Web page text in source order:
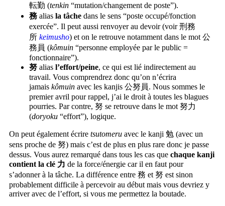
転勤 (tenkin “mutation/changement de poste”).
務 alias la tâche dans le sens “poste occupé/fonction
exercée”. Il peut aussi renvoyer au devoir (voir 刑務
所 keimusho) et on le retrouve notamment dans le mot 公
務員 (kômuin “personne employée par le public =
fonctionnaire”).
努 alias l’effort/peine, ce qui est lié indirectement au
travail. Vous comprendrez donc qu’on n’écrira
jamais kômuin avec les kanjis 公努員. Nous sommes le
premier avril pour rappel, j’ai le droit à toutes les blagues
pourries. Par contre, 努 se retrouve dans le mot 努力
(doryoku “effort”), logique.
On peut également écrire tsutomeru avec le kanji 勉 (avec un
sens proche de 努) mais c’est de plus en plus rare donc je passe
dessus. Vous aurez remarqué dans tous les cas que chaque kanji
contient la clé 力 de la force/énergie car il en faut pour
s’adonner à la tâche. La différence entre 務 et 努 est sinon
probablement difficile à percevoir au début mais vous devriez y
arriver avec de l’effort, si vous me permettez la boutade.